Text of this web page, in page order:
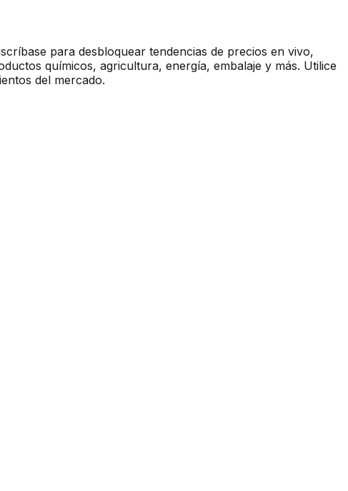
para desbloquear tendencias de precios en vivo,
químicos, agricultura, energía, embalaje y más. Utilice
del mercado.